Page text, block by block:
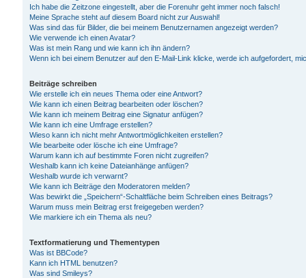
Ich habe die Zeitzone eingestellt, aber die Forenuhr geht immer noch falsch!
Meine Sprache steht auf diesem Board nicht zur Auswahl!
Was sind das für Bilder, die bei meinem Benutzernamen angezeigt werden?
Wie verwende ich einen Avatar?
Was ist mein Rang und wie kann ich ihn ändern?
Wenn ich bei einem Benutzer auf den E-Mail-Link klicke, werde ich aufgefordert,
Beiträge schreiben
Wie erstelle ich ein neues Thema oder eine Antwort?
Wie kann ich einen Beitrag bearbeiten oder löschen?
Wie kann ich meinem Beitrag eine Signatur anfügen?
Wie kann ich eine Umfrage erstellen?
Wieso kann ich nicht mehr Antwortmöglichkeiten erstellen?
Wie bearbeite oder lösche ich eine Umfrage?
Warum kann ich auf bestimmte Foren nicht zugreifen?
Weshalb kann ich keine Dateianhänge anfügen?
Weshalb wurde ich verwarnt?
Wie kann ich Beiträge den Moderatoren melden?
Was bewirkt die „Speichern“-Schaltfläche beim Schreiben eines Beitrags?
Warum muss mein Beitrag erst freigegeben werden?
Wie markiere ich ein Thema als neu?
Textformatierung und Thementypen
Was ist BBCode?
Kann ich HTML benutzen?
Was sind Smileys?